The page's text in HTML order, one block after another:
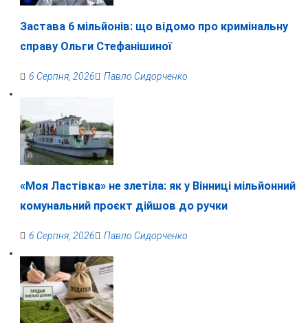
Застава 6 мільйонів: що відомо про кримінальну
справу Ольги Стефанішиної
6 Серпня, 2026 Павло Сидорченко
«Моя Ластівка» не злетіла: як у Вінниці мільйонний
комунальний проєкт дійшов до ручки
6 Серпня, 2026 Павло Сидорченко